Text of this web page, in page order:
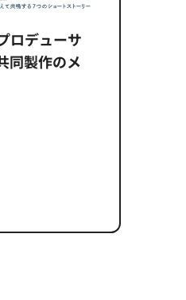
ロデューサ
同製作のメ